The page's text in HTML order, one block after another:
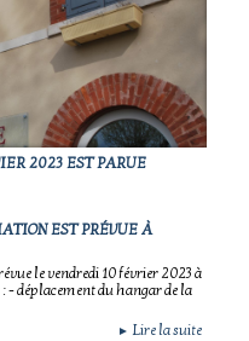
2023 EST PARUE
EST PRÉVUE À
le vendredi 10 février 2023 à
- déplacement du hangar de la
► Lire la suite